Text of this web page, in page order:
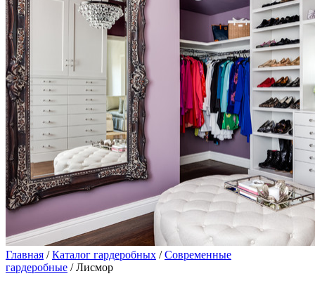
Главная /Каталог гардеробных /Современные
гардеробные / Лисмор